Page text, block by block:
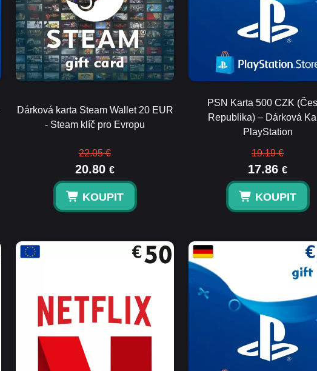
Dárková karta Steam Wallet 20 EUR
- Steam klíč pro Evropu
22.05 €
20.80 €
KOUPIT
PSN Karta 500 CZK
Republika) – Dárková
PlayStation
19.19 €
17.86 €
KOUPIT